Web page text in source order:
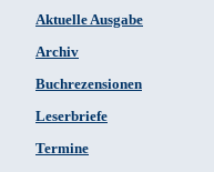
Aktuelle Ausgabe
Archiv
Buchrezensionen
Leserbriefe
Termine